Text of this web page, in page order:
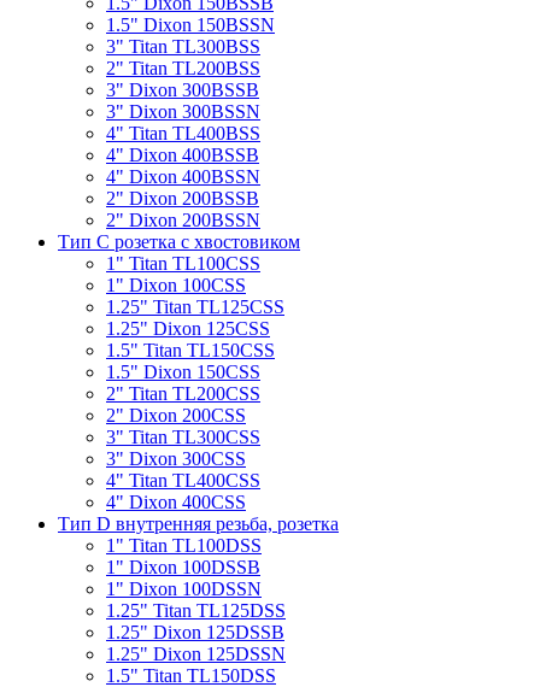
1.5" Dixon 150BSSN
3" Titan TL300BSS
2" Titan TL200BSS
3" Dixon 300BSSB
3" Dixon 300BSSN
4" Titan TL400BSS
4" Dixon 400BSSB
4" Dixon 400BSSN
2" Dixon 200BSSB
2" Dixon 200BSSN
Тип С розетка с хвостовиком
1" Titan TL100CSS
1" Dixon 100CSS
1.25" Titan TL125CSS
1.25" Dixon 125CSS
1.5" Titan TL150CSS
1.5" Dixon 150CSS
2" Titan TL200CSS
2" Dixon 200CSS
3" Titan TL300CSS
3" Dixon 300CSS
4" Titan TL400CSS
4" Dixon 400CSS
Тип D внутренняя резьба, розетка
1" Titan TL100DSS
1" Dixon 100DSSB
1" Dixon 100DSSN
1.25" Titan TL125DSS
1.25" Dixon 125DSSB
1.25" Dixon 125DSSN
1.5" Titan TL150DSS